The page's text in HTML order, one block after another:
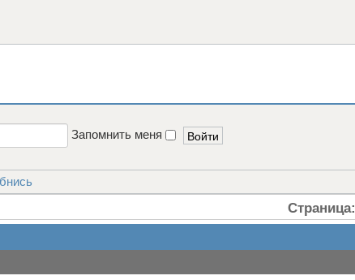
Запомнить меня
Страница: